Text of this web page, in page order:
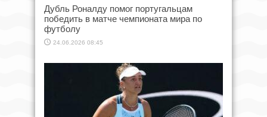
Дубль Роналду помог португальцам
победить в матче чемпионата мира по
футболу
24.06.2026 08:45